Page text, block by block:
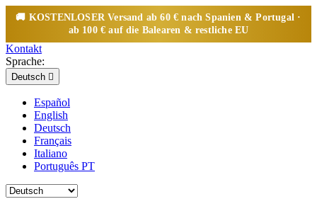
🚚 KOSTENLOSERVersand ab 60 € nach Spanien & Portugal ·
ab 100 € auf die Balearen & restliche EU
Kontakt
Sprache:
Deutsch 
Español
English
Deutsch
Français
Italiano
Português PT